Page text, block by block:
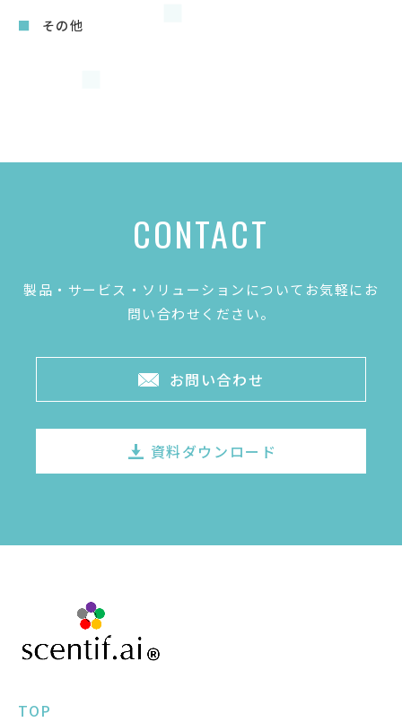
その他
CONTACT
製品・サービス・ソリューションについてお気軽にお
問い合わせください。
お問い合わせ
資料ダウンロード
TOP